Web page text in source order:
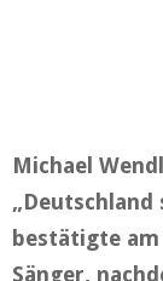
Michael
„Deutschland
bestätigte am
Sänger,